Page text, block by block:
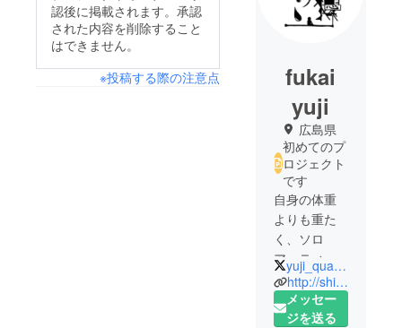
認後に掲載されます。承認
された内容を削除すること
はできません。
※投稿する際の注意点
fukai
yuji
広島県
初めてのプ
ロジェクト
です
自身の体重
よりも重た
く、ソロ
アーティス
トでは考え
られない数
の音響機器
yuji_qualia0
http://shihainin.work
メッセー
ジを送る